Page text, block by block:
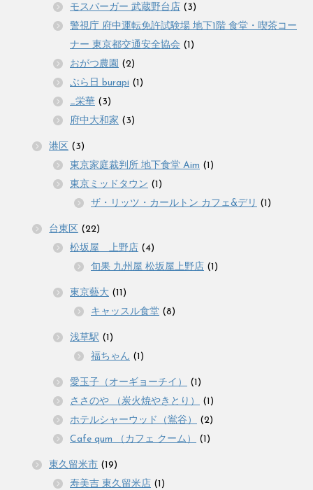
モスバーガー 武蔵野台店 (3)
警視庁 府中運転免許試験場 地下1階 食堂・喫茶コー
ナー 東京都交通安全協会 (1)
おがつ農園 (2)
ぶら日 burapi (1)
_栄華 (3)
府中大和家 (3)
港区 (3)
東京家庭裁判所 地下食堂 Aim (1)
東京ミッドタウン (1)
ザ・リッツ・カールトン カフェ&デリ (1)
台東区 (22)
松坂屋 上野店 (4)
旬果 九州屋 松坂屋上野店 (1)
東京藝大 (11)
キャッスル食堂 (8)
浅草駅 (1)
福ちゃん (1)
愛玉子（オーギョーチイ）
(1)
ささのや （炭火焼やきとり）
(1)
ホテルシャーウッド（鴬谷）
(2)
Cafe qum （カフェ クーム）
(1)
東久留米市 (19)
寿美吉 東久留米店 (1)